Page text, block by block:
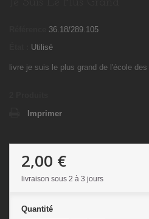
36.18/289.105
Utilisé
livre je suis le plus grand de l'école
Imprimer
2,00 €
livraison sous 2 à 3 jours
Quantité